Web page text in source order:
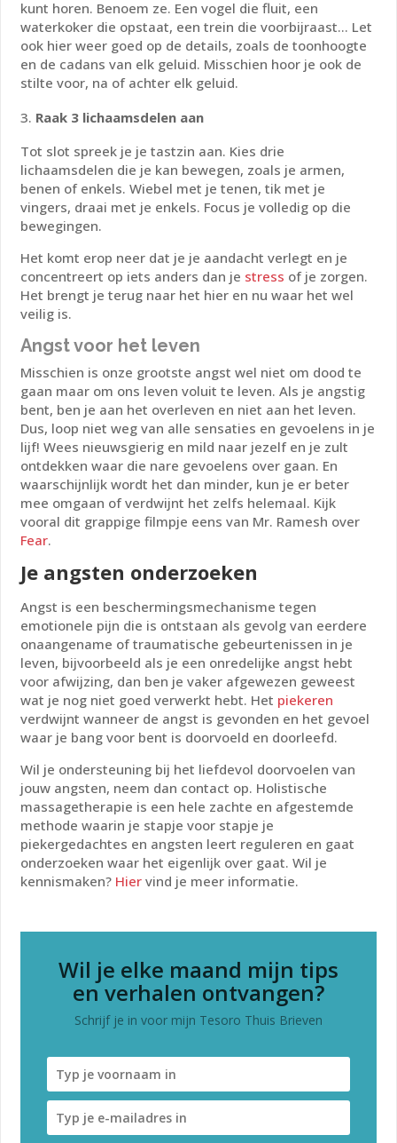
kunt horen. Benoem ze. Een vogel die fluit, een
waterkoker die opstaat, een trein die voorbijraast... Let
ook hier weer goed op de details, zoals de toonhoogte
en de cadans van elk geluid. Misschien hoor je ook de
stilte voor, na of achter elk geluid.
Raak 3 lichaamsdelen aan
Tot slot spreek je je tastzin aan. Kies drie
lichaamsdelen die je kan bewegen, zoals je armen,
benen of enkels. Wiebel met je tenen, tik met je
vingers, draai met je enkels. Focus je volledig op die
bewegingen.
Het komt erop neer dat je je aandacht verlegt en je
concentreert op iets anders dan je stress of je zorgen.
Het brengt je terug naar het hier en nu waar het wel
veilig is.
Angst voor het leven
Misschien is onze grootste angst wel niet om dood te
gaan maar om ons leven voluit te leven. Als je angstig
bent, ben je aan het overleven en niet aan het leven.
Dus, loop niet weg van alle sensaties en gevoelens in je
lijf! Wees nieuwsgierig en mild naar jezelf en je zult
ontdekken waar die nare gevoelens over gaan. En
waarschijnlijk wordt het dan minder, kun je er beter
mee omgaan of verdwijnt het zelfs helemaal. Kijk
vooral dit grappige filmpje eens van Mr. Ramesh over
Fear.
Je angsten onderzoeken
Angst is een beschermingsmechanisme tegen
emotionele pijn die is ontstaan als gevolg van eerdere
onaangename of traumatische gebeurtenissen in je
leven, bijvoorbeeld als je een onredelijke angst hebt
voor afwijzing, dan ben je vaker afgewezen geweest
wat je nog niet goed verwerkt hebt. Het piekeren
verdwijnt wanneer de angst is gevonden en het gevoel
waar je bang voor bent is doorvoeld en doorleefd.
Wil je ondersteuning bij het liefdevol doorvoelen van
jouw angsten, neem dan contact op. Holistische
massagetherapie is een hele zachte en afgestemde
methode waarin je stapje voor stapje je
piekergedachtes en angsten leert reguleren en gaat
onderzoeken waar het eigenlijk over gaat. Wil je
kennismaken? Hiervind je meer informatie.
Wil je elke maand mijn tips
en verhalen ontvangen?
Schrijf je in voor mijn Tesoro Thuis Brieven